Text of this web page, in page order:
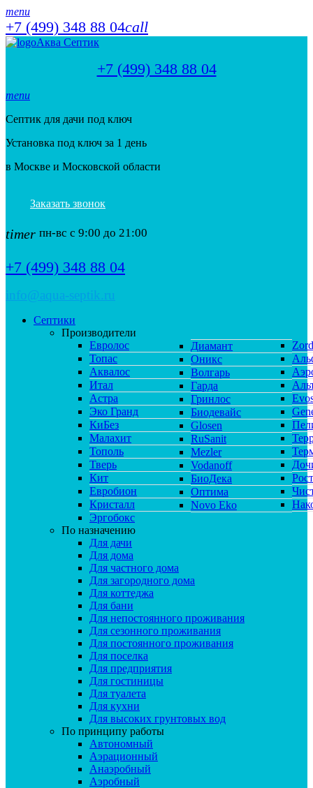
menu
+7 (499) 348 88 04call
Аква Септик
+7 (499) 348 88 04
menu
Септик для дачи под ключ
Установка под ключ за 1 день
в Москве и Московской области
Заказать звонок
timer пн-вс с 9:00 до 21:00
+7 (499) 348 88 04
info@aqua-septik.ru
Септики
Производители
Евролос
Топас
Аквалос
Итал
Астра
Эко Гранд
КиБез
Малахит
Тополь
Тверь
Кит
Евробион
Кристалл
Эргобокс
Диамант
Оникс
Волгарь
Гарда
Гринлос
Биодевайс
Glosen
RuSanit
Mezler
Vodanoff
БиоДека
Оптима
Novo Eko
По назначению
Для дачи
Для дома
Для частного дома
Для загородного дома
Для коттеджа
Для бани
Для непостоянного проживания
Для сезонного проживания
Для постоянного проживания
Для поселка
Для предприятия
Для гостиницы
Для туалета
Для кухни
Для высоких грунтовых вод
По принципу работы
Автономный
Аэрационный
Анаэробный
Аэробный